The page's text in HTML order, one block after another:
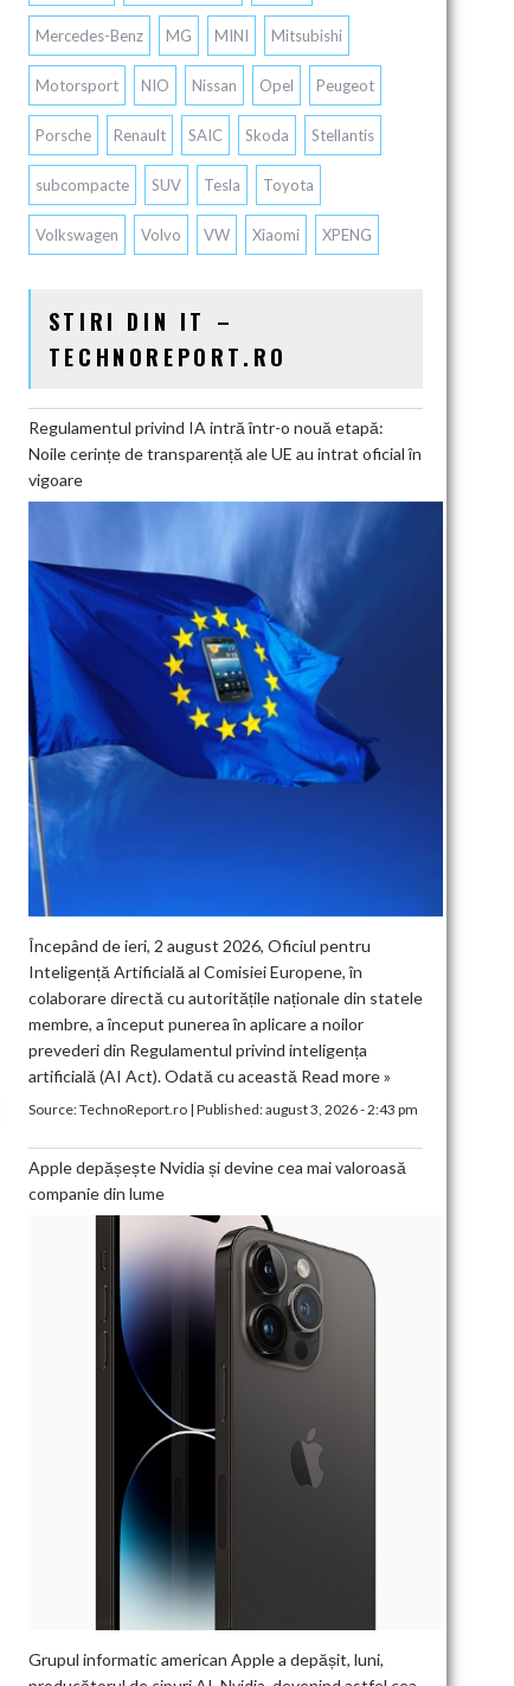
Mercedes-Benz MG MINI Mitsubishi
Motorsport NIO Nissan Opel Peugeot
Porsche Renault SAIC Skoda Stellantis
subcompacte SUV Tesla Toyota
Volkswagen Volvo VW Xiaomi XPENG
STIRI DIN IT –
TECHNOREPORT.RO
Regulamentul privind IA intră într-o nouă etapă:
Noile cerințe de transparență ale UE au intrat oficial în
vigoare
Începând de ieri, 2 august 2026, Oficiul pentru
Inteligență Artificială al Comisiei Europene, în
colaborare directă cu autoritățile naționale din statele
membre, a început punerea în aplicare a noilor
prevederi din Regulamentul privind inteligența
artificială (AI Act). Odată cu această Read more »
Source:TechnoReport.ro| Published:august 3, 2026 - 2:43 pm
Apple depășește Nvidia și devine cea mai valoroasă
companie din lume
Grupul informatic american Apple a depășit, luni,